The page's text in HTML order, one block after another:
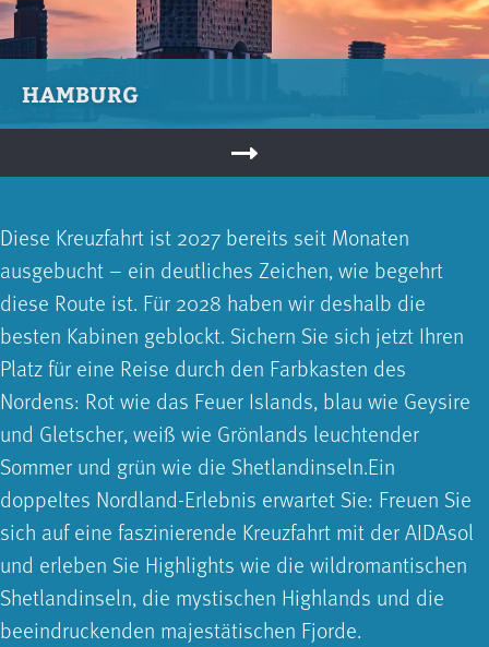
HAMBURG
Diese Kreuzfahrt ist 2027 bereits seit Monaten
ausgebucht – ein deutliches Zeichen, wie begehrt
diese Route ist. Für 2028 haben wir deshalb die
besten Kabinen geblockt. Sichern Sie sich jetzt Ihren
Platz für eine Reise durch den Farbkasten des
Nordens: Rot wie das Feuer Islands, blau wie Geysire
und Gletscher, weiß wie Grönlands leuchtender
Sommer und grün wie die Shetlandinseln.Ein
doppeltes Nordland-Erlebnis erwartet Sie: Freuen Sie
sich auf eine faszinierende Kreuzfahrt mit der AIDAsol
und erleben Sie Highlights wie die wildromantischen
Shetlandinseln, die mystischen Highlands und die
beeindruckenden majestätischen Fjorde.